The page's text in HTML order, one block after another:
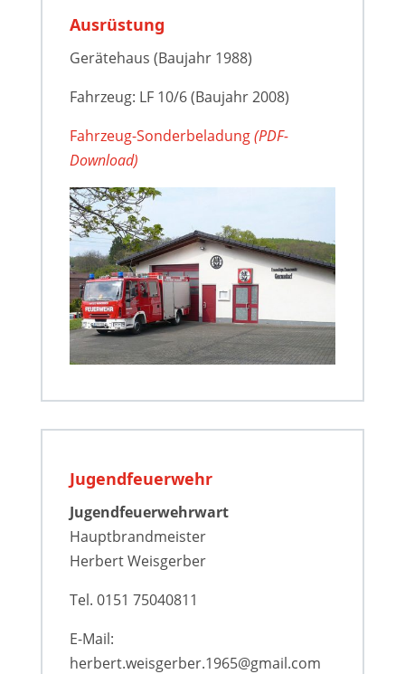
Ausrüstung
Gerätehaus (Baujahr 1988)
Fahrzeug: LF 10/6 (Baujahr 2008)
Fahrzeug-Sonderbeladung(PDF-
Download)
Jugendfeuerwehr
Jugendfeuerwehrwart
Hauptbrandmeister
Herbert Weisgerber
Tel. 0151 75040811
E-Mail:
herbert.weisgerber.1965@gmail.com